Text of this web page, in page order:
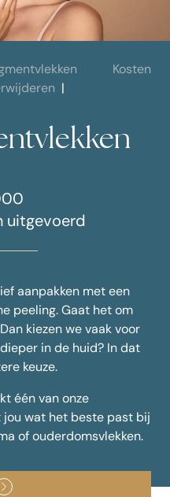
Kosten
uitgevoerd
aanpakken met een
peeling. Gaat het om
kiezen we vaak voor
in de huid? In dat
keuze.
één van onze
wat het beste past bij
of ouderdomsvlekken.